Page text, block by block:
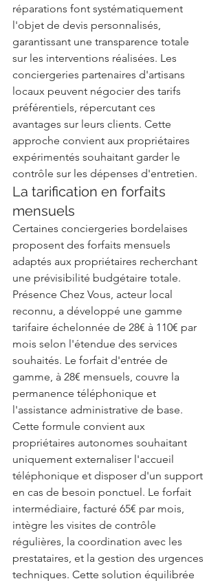
réparations font systématiquement
l'objet de devis personnalisés,
garantissant une transparence totale
sur les interventions réalisées. Les
conciergeries partenaires d'artisans
locaux peuvent négocier des tarifs
préférentiels, répercutant ces
avantages sur leurs clients. Cette
approche convient aux propriétaires
expérimentés souhaitant garder le
contrôle sur les dépenses d'entretien.
La tarification en forfaits
mensuels
Certaines conciergeries bordelaises
proposent des forfaits mensuels
adaptés aux propriétaires recherchant
une prévisibilité budgétaire totale.
Présence Chez Vous, acteur local
reconnu, a développé une gamme
tarifaire échelonnée de 28€ à 110€ par
mois selon l'étendue des services
souhaités. Le forfait d'entrée de
gamme, à 28€ mensuels, couvre la
permanence téléphonique et
l'assistance administrative de base.
Cette formule convient aux
propriétaires autonomes souhaitant
uniquement externaliser l'accueil
téléphonique et disposer d'un support
en cas de besoin ponctuel. Le forfait
intermédiaire, facturé 65€ par mois,
intègre les visites de contrôle
régulières, la coordination avec les
prestataires, et la gestion des urgences
techniques. Cette solution équilibrée